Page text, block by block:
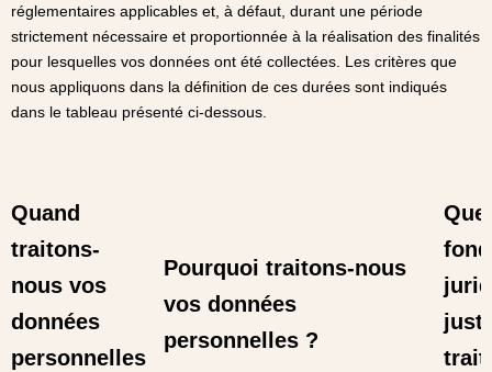
réglementaires applicables et, à défaut, durant une période
strictement nécessaire et proportionnée à la réalisation des finalités
pour lesquelles vos données ont été collectées. Les critères que
nous appliquons dans la définition de ces durées sont indiqués
dans le tableau présenté ci-dessous.
Quand
traitons-
nous vos
données
personnelles
Pourquoi traitons-nous
vos données
personnelles ?
Quel